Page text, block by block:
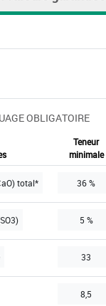
OBLIGATOIRE
Teneur
minimale
total* 36 %
5 %
33
8,5